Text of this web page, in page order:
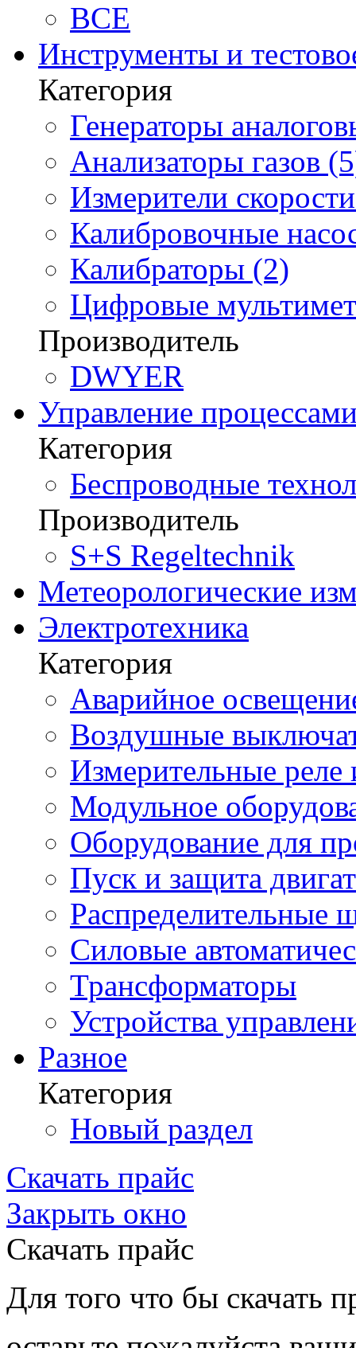
BCE
Инструменты и
Категория
Генераторы
Анализаторы газов
Измерители
Калибровочные
Калибраторы (2)
Цифровые
Производитель
DWYER
Управление
Категория
Беспроводные
Производитель
S+S Regeltechnik
Метеорологические
Электротехника
Категория
Аварийное
Воздушные
Измерительные реле
Модульное
Оборудование для
Пуск и защита
Распределительные
Силовые
Трансформаторы
Устройства
Разное
Категория
Новый раздел
Скачать прайс
Закрыть окно
Скачать прайс
Для того что бы скачать